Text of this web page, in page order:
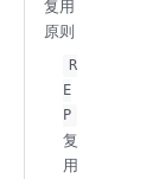
复用
原则
R
E
P
复
用